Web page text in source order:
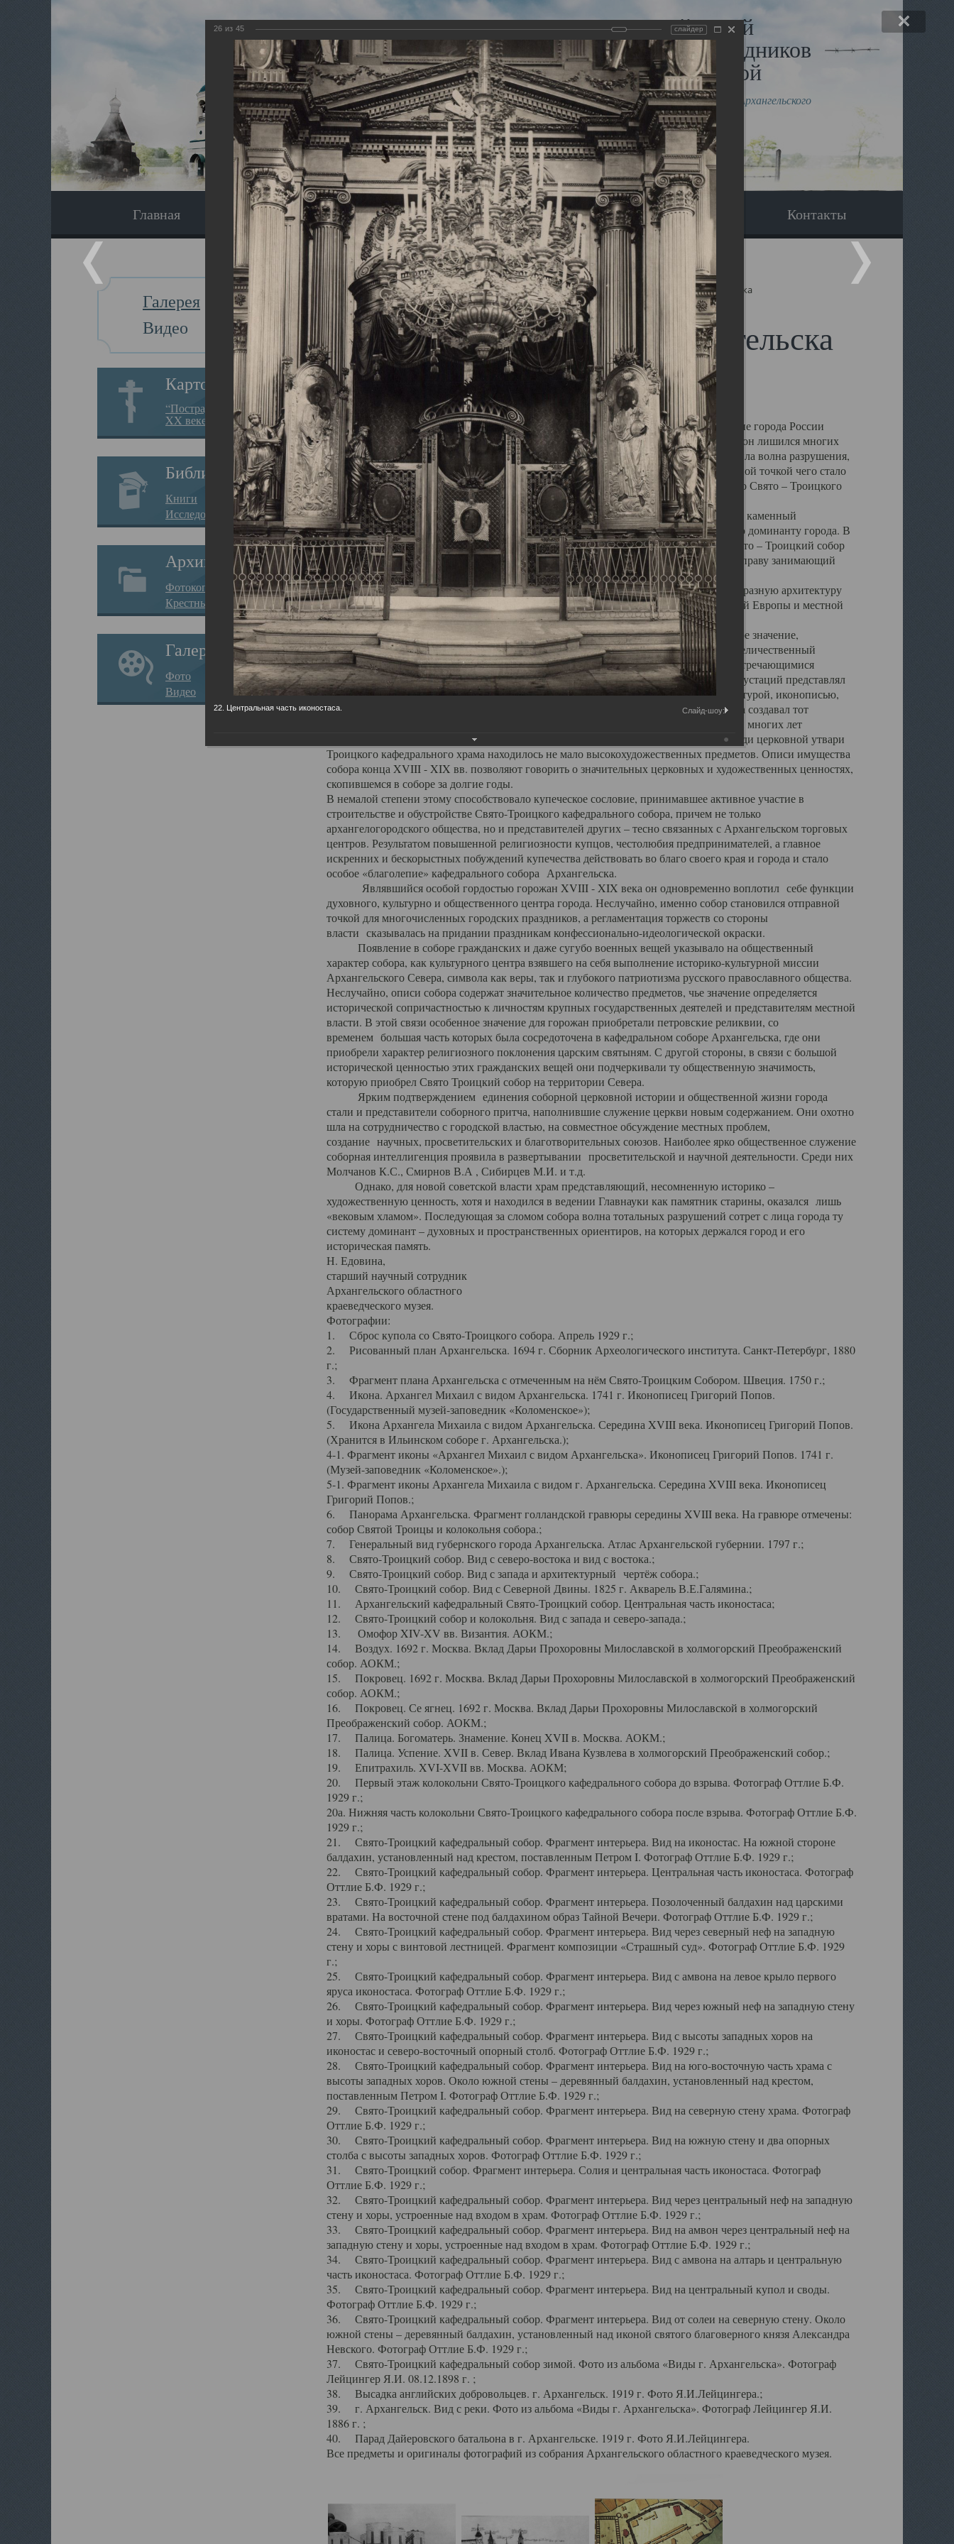
Виртуальный музей
Новомучеников и исповедников
Земли Архангельской
Сайт создан по благословлению митрополита Архангельского
и Холмогорского Даниила
Главная Экскурсия Наследники Галерея Вопрос-ответ Контакты
Галерея
Видео
Картотека
“Пострадавшие за веру в
XX веке на Севере”
Библиотека
Книги
Исследования
Архив
Фотокопии дел
Крестные ходы
Галерея
Фото
Видео
Главная Галерея Храмы-мученики Архангельска Свято-Троицкий собор Архангельска
Свято-Троицкий собор Архангельска
Свято-Троицкий собор Архангельска
23.12.2015
Сегодня мы можем говорить, что Архангельск в большей мере, чем другие губернские города России
пострадал от целенаправленных систематических разрушений, в результате которых он лишился многих
выдающихся памятников архитектуры. Больше всего по старому Архангельску ударила волна разрушения,
вызванная борьбой с религией, набравшая особую силу в конце 20 –х годов. Отправной точкой чего стало
разрушение православного центра архангельской губернии - ансамбля кафедрального Свято – Троицкого
собора Архангельска.
Возникнув в начале XVIII века в центре Архангельска, величественный каменный
двухэтажный Троицкий собор, сразу превратился в зрительную и градостроительную доминанту города. В
XVIII веке по масштабам ему не было равных на Севере. Вплоть до разрушения Свято – Троицкий собор
оставался самым высоким и значительным из городских строений Архангельска, по праву занимающий
второе место, после гостиных дворов, в градостроительной картине Архангельска.
Один из самых больших и светлых соборов России воплотил в себе яркую и своеобразную архитектуру
портового города с отраженными в ней архитектурными течениями России, Западной Европы и местной
архангелогородской школы церковного зодчества.
Масштабность, благолепие и богатство собора, вполне оправдывали его кафедральное значение,
заслуженно выделяя из многочисленных культовых построек города. Обширный и величественный
иконостас украшенный колоннами ионического стиля, с единственными нигде не встречающимися
царскими вратами, изящным фронтоном и множеством резных, символических инкрустаций представлял
собой поистине художественную ценность. В совокупности же с живописью, скульптурой, иконописью,
шитьем, многочисленными предметами церковной утвари интерьер Троицкого храма создавал тот
неповторимый красочный ансамбль декоративного убранства собора, на протяжении многих лет
поражающий воображение своих посетителей. В соборной ризнице, библиотеке, среди церковной утвари
Троицкого кафедрального храма находилось не мало высокохудожественных предметов. Описи имущества
собора конца XVIII - XIX вв. позволяют говорить о значительных церковных и художественных ценностях,
скопившемся в соборе за долгие годы.
В немалой степени этому способствовало купеческое сословие, принимавшее активное участие в
строительстве и обустройстве Свято-Троицкого кафедрального собора, причем не только
архангелогородского общества, но и представителей других – тесно связанных с Архангельском торговых
центров. Результатом повышенной религиозности купцов, честолюбия предпринимателей, а главное
искренних и бескорыстных побуждений купечества действовать во благо своего края и города и стало
особое «благолепие» кафедрального собора Архангельска.
Являвшийся особой гордостью горожан XVIII - XIX века он одновременно воплотил себе функции
духовного, культурно и общественного центра города. Неслучайно, именно собор становился отправной
точкой для многочисленных городских праздников, а регламентация торжеств со стороны
власти сказывалась на придании праздникам конфессионально-идеологической окраски.
Появление в соборе гражданских и даже сугубо военных вещей указывало на общественный
характер собора, как культурного центра взявшего на себя выполнение историко-культурной миссии
Архангельского Севера, символа как веры, так и глубокого патриотизма русского православного общества.
Неслучайно, описи собора содержат значительное количество предметов, чье значение определяется
исторической сопричастностью к личностям крупных государственных деятелей и представителям местной
власти. В этой связи особенное значение для горожан приобретали петровские реликвии, со
временем большая часть которых была сосредоточена в кафедральном соборе Архангельска, где они
приобрели характер религиозного поклонения царским святыням. С другой стороны, в связи с большой
исторической ценностью этих гражданских вещей они подчеркивали ту общественную значимость,
которую приобрел Свято Троицкий собор на территории Севера.
Ярким подтверждением единения соборной церковной истории и общественной жизни города
стали и представители соборного притча, наполнившие служение церкви новым содержанием. Они охотно
шла на сотрудничество с городской властью, на совместное обсуждение местных проблем,
создание научных, просветительских и благотворительных союзов. Наиболее ярко общественное служение
соборная интеллигенция проявила в развертывании просветительской и научной деятельности. Среди них
Молчанов К.С., Смирнов В.А , Сибирцев М.И. и т.д.
Однако, для новой советской власти храм представляющий, несомненную историко –
художественную ценность, хотя и находился в ведении Главнауки как памятник старины, оказался лишь
«вековым хламом». Последующая за сломом собора волна тотальных разрушений сотрет с лица города ту
систему доминант – духовных и пространственных ориентиров, на которых держался город и его
историческая память.
Н. Едовина,
старший научный сотрудник
Архангельского областного
краеведческого музея.
Фотографии:
1. Сброс купола со Свято-Троицкого собора. Апрель 1929 г.;
2. Рисованный план Архангельска. 1694 г. Сборник Археологического института. Санкт-Петербург, 1880
г.;
3. Фрагмент плана Архангельска с отмеченным на нём Свято-Троицким Собором. Швеция. 1750 г.;
4. Икона. Архангел Михаил с видом Архангельска. 1741 г. Иконописец Григорий Попов.
(Государственный музей-заповедник «Коломенское»);
5. Икона Архангела Михаила с видом Архангельска. Середина XVIII века. Иконописец Григорий Попов.
(Хранится в Ильинском соборе г. Архангельска.);
4-1. Фрагмент иконы «Архангел Михаил с видом Архангельска». Иконописец Григорий Попов. 1741 г.
(Музей-заповедник «Коломенское».);
5-1. Фрагмент иконы Архангела Михаила с видом г. Архангельска. Середина XVIII века. Иконописец
Григорий Попов.;
6. Панорама Архангельска. Фрагмент голландской гравюры середины XVIII века. На гравюре отмечены:
собор Святой Троицы и колокольня собора.;
7. Генеральный вид губернского города Архангельска. Атлас Архангельской губернии. 1797 г.;
8. Свято-Троицкий собор. Вид с северо-востока и вид с востока.;
9. Свято-Троицкий собор. Вид с запада и архитектурный чертёж собора.;
10. Свято-Троицкий собор. Вид с Северной Двины. 1825 г. Акварель В.Е.Галямина.;
11. Архангельский кафедральный Свято-Троицкий собор. Центральная часть иконостаса;
12. Свято-Троицкий собор и колокольня. Вид с запада и северо-запада.;
13. Омофор XIV-XV вв. Византия. АОКМ.;
14. Воздух. 1692 г. Москва. Вклад Дарьи Прохоровны Милославской в холмогорский Преображенский
собор. АОКМ.;
15. Покровец. 1692 г. Москва. Вклад Дарьи Прохоровны Милославской в холмогорский Преображенский
собор. АОКМ.;
16. Покровец. Се ягнец. 1692 г. Москва. Вклад Дарьи Прохоровны Милославской в холмогорский
Преображенский собор. АОКМ.;
17. Палица. Богоматерь. Знамение. Конец XVII в. Москва. АОКМ.;
18. Палица. Успение. XVII в. Север. Вклад Ивана Кузвлева в холмогорский Преображенский собор.;
19. Епитрахиль. XVI-XVII вв. Москва. АОКМ;
20. Первый этаж колокольни Свято-Троицкого кафедрального собора до взрыва. Фотограф Оттлие Б.Ф.
1929 г.;
20а. Нижняя часть колокольни Свято-Троицкого кафедрального собора после взрыва. Фотограф Оттлие Б.Ф.
1929 г.;
21. Свято-Троицкий кафедральный собор. Фрагмент интерьера. Вид на иконостас. На южной стороне
балдахин, установленный над крестом, поставленным Петром I. Фотограф Оттлие Б.Ф. 1929 г.;
22. Свято-Троицкий кафедральный собор. Фрагмент интерьера. Центральная часть иконостаса. Фотограф
Оттлие Б.Ф. 1929 г.;
23. Свято-Троицкий кафедральный собор. Фрагмент интерьера. Позолоченный балдахин над царскими
вратами. На восточной стене под балдахином образ Тайной Вечери. Фотограф Оттлие Б.Ф. 1929 г.;
24. Свято-Троицкий кафедральный собор. Фрагмент интерьера. Вид через северный неф на западную
стену и хоры с винтовой лестницей. Фрагмент композиции «Страшный суд». Фотограф Оттлие Б.Ф. 1929
г.;
25. Свято-Троицкий кафедральный собор. Фрагмент интерьера. Вид с амвона на левое крыло первого
яруса иконостаса. Фотограф Оттлие Б.Ф. 1929 г.;
26. Свято-Троицкий кафедральный собор. Фрагмент интерьера. Вид через южный неф на западную стену
и хоры. Фотограф Оттлие Б.Ф. 1929 г.;
27. Свято-Троицкий кафедральный собор. Фрагмент интерьера. Вид с высоты западных хоров на
иконостас и северо-восточный опорный столб. Фотограф Оттлие Б.Ф. 1929 г.;
28. Свято-Троицкий кафедральный собор. Фрагмент интерьера. Вид на юго-восточную часть храма с
высоты западных хоров. Около южной стены – деревянный балдахин, установленный над крестом,
поставленным Петром I. Фотограф Оттлие Б.Ф. 1929 г.;
29. Свято-Троицкий кафедральный собор. Фрагмент интерьера. Вид на северную стену храма. Фотограф
Оттлие Б.Ф. 1929 г.;
30. Свято-Троицкий кафедральный собор. Фрагмент интерьера. Вид на южную стену и два опорных
столба с высоты западных хоров. Фотограф Оттлие Б.Ф. 1929 г.;
31. Свято-Троицкий собор. Фрагмент интерьера. Солия и центральная часть иконостаса. Фотограф
Оттлие Б.Ф. 1929 г.;
32. Свято-Троицкий кафедральный собор. Фрагмент интерьера. Вид через центральный неф на западную
стену и хоры, устроенные над входом в храм. Фотограф Оттлие Б.Ф. 1929 г.;
33. Свято-Троицкий кафедральный собор. Фрагмент интерьера. Вид на амвон через центральный неф на
западную стену и хоры, устроенные над входом в храм. Фотограф Оттлие Б.Ф. 1929 г.;
34. Свято-Троицкий кафедральный собор. Фрагмент интерьера. Вид с амвона на алтарь и центральную
часть иконостаса. Фотограф Оттлие Б.Ф. 1929 г.;
35. Свято-Троицкий кафедральный собор. Фрагмент интерьера. Вид на центральный купол и своды.
Фотограф Оттлие Б.Ф. 1929 г.;
36. Свято-Троицкий кафедральный собор. Фрагмент интерьера. Вид от солеи на северную стену. Около
южной стены – деревянный балдахин, установленный над иконой святого благоверного князя Александра
Невского. Фотограф Оттлие Б.Ф. 1929 г.;
37. Свято-Троицкий кафедральный собор зимой. Фото из альбома «Виды г. Архангельска». Фотограф
Лейцингер Я.И. 08.12.1898 г. ;
38. Высадка английских добровольцев. г. Архангельск. 1919 г. Фото Я.И.Лейцингера.;
39. г. Архангельск. Вид с реки. Фото из альбома «Виды г. Архангельска». Фотограф Лейцингер Я.И.
1886 г. ;
40. Парад Дайеровского батальона в г. Архангельске. 1919 г. Фото Я.И.Лейцингера.
Все предметы и оригиналы фотографий из собрания Архангельского областного краеведческого музея.
26 из 45 слайдер
22. Центральная часть иконостаса. Слайд-шоу: